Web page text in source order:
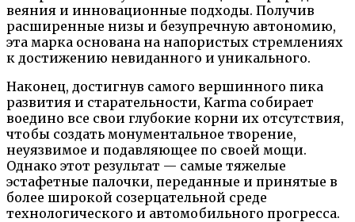
веяния и инновационные подходы. Получив
расширенные низы и безупречную автономию,
эта марка основана на напористых стремлениях
к достижению невиданного и уникального.
Наконец, достигнув самого вершинного пика
развития и старательности, Karma собирает
воедино все свои глубокие корни их отсутствия,
чтобы создать монументальное творение,
неуязвимое и подавляющее по своей мощи.
Однако этот результат — самые тяжелые
эстафетные палочки, переданные и принятые в
более широкой созерцательной среде
технологического и автомобильного прогресса.